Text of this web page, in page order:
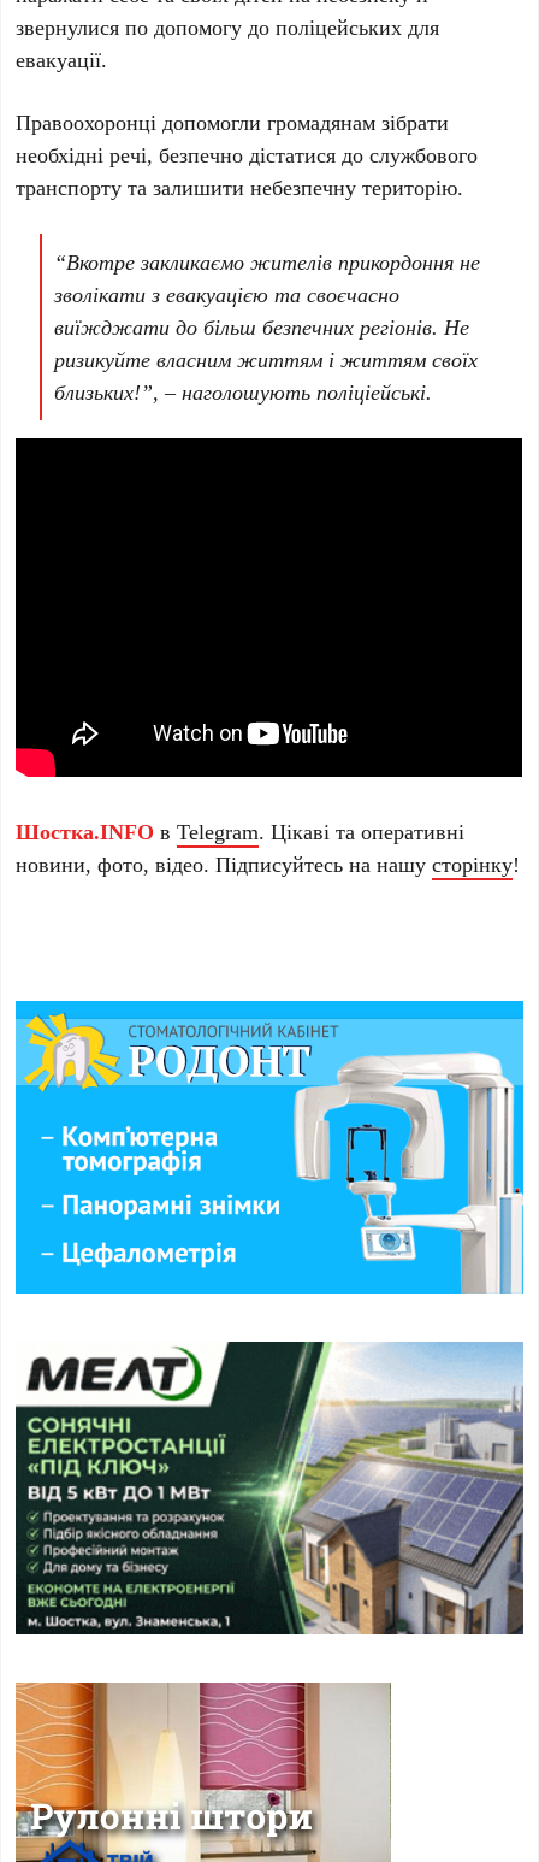
звернулися по допомогу до поліцейських для
евакуації.
Правоохоронці допомогли громадянам зібрати
необхідні речі, безпечно дістатися до службового
транспорту та залишити небезпечну територію.
“Вкотре закликаємо жителів прикордоння не
зволікати з евакуацією та своєчасно
виїжджати до більш безпечних регіонів. Не
ризикуйте власним життям і життям своїх
близьких!”, – наголошують поліціейські.
Шостка.INFO вTelegram. Цікаві та оперативні
новини, фото, відео. Підписуйтесь на нашусторінку!